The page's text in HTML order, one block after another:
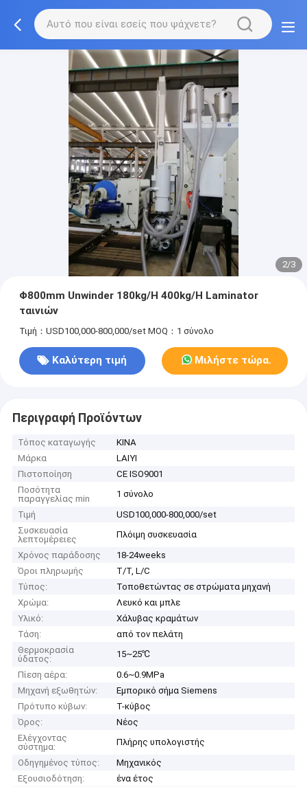
2/3
Φ800mm Unwinder 180kg/H 400kg/H Laminator
ταινιών
Τιμή：USD100,000-800,000/set MOQ：1 σύνολο
Καλύτερη τιμή Μιλήστε τώρα.
Περιγραφή Προϊόντων
Τόπος καταγωγής
ΚΙΝΑ
Μάρκα
LAIYI
Πιστοποίηση
CE ISO9001
Ποσότητα
παραγγελίας min
1 σύνολο
Τιμή
USD100,000-800,000/set
Συσκευασία
λεπτομέρειες
Πλόιμη συσκευασία
Χρόνος παράδοσης
18-24weeks
Όροι πληρωμής
T/T, L/C
Τύπος:
Τοποθετώντας σε στρώματα μηχανή
Χρώμα:
Λευκό και μπλε
Υλικό:
Χάλυβας κραμάτων
Τάση:
από τον πελάτη
Θερμοκρασία
ύδατος:
15~25℃
Πίεση αέρα:
0.6~0.9MPa
Μηχανή εξωθητών:
Εμπορικό σήμα Siemens
Πρότυπο κύβων:
Τ-κύβος
Όρος:
Νέος
Ελέγχοντας
σύστημα:
Πλήρης υπολογιστής
Οδηγημένος τύπος:
Μηχανικός
Εξουσιοδότηση:
ένα έτος